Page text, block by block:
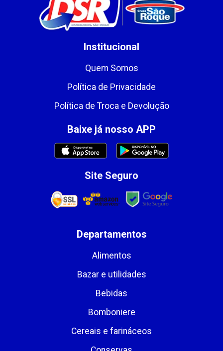
Institucional
Quem Somos
Política de Privacidade
Política de Troca e Devolução
Baixe já nosso APP
Site Seguro
Departamentos
Alimentos
Bazar e utilidades
Bebidas
Bomboniere
Cereais e farináceos